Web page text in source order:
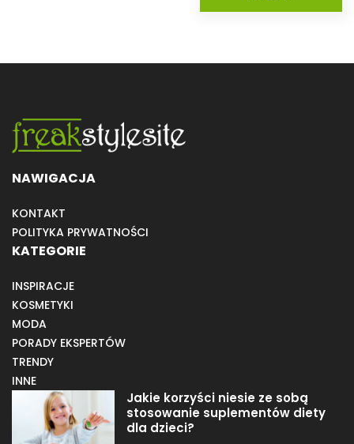
NAWIGACJA
KONTAKT
POLITYKA PRYWATNOŚCI
KATEGORIE
INSPIRACJE
KOSMETYKI
MODA
PORADY EKSPERTÓW
TRENDY
INNE
Jakie korzyści niesie ze sobą
stosowanie suplementów diety
dla dzieci?